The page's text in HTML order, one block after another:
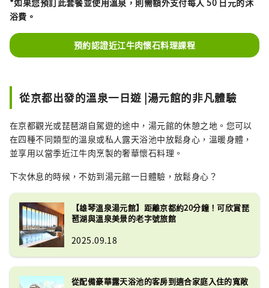
浴費。
預約認證近江牛肉懷石料理課程
從京都出發的溫泉一日遊 |湯元館的非凡體驗
在京都觀光或琵琶湖自駕遊的途中，湯元館的休憩之地。您可以
在四種不同類型的溫泉或私人露天浴池中放鬆身心，溫暖身體，
並享用以當季近江牛肉烹製的奢華懷石料理。
下次休息的時候，不妨到湯元館一日體驗，放鬆身心？
【雄琴溫泉湯元館】距離京都約20分鐘！可欣賞琵
琶湖與溫泉美景的老字號旅館
2025.09.18
從配備豪華露天浴池的客房到適合家庭入住的寬敞